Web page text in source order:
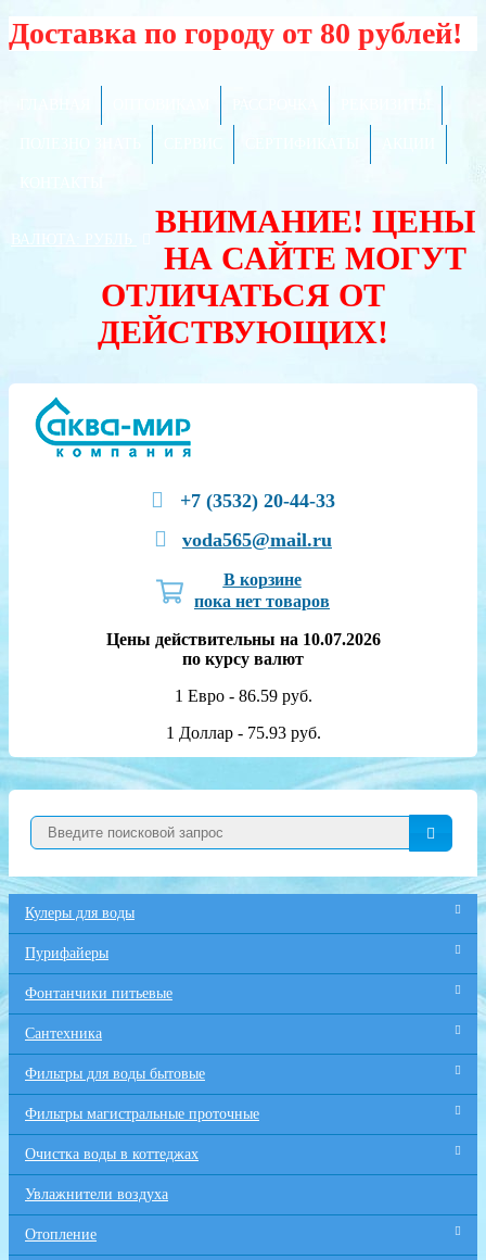
Доставка по городу от 80 рублей!
ВАЛЮТА:
ВНИМАНИЕ! ЦЕНЫ
НА САЙТЕ МОГУТ
ОТЛИЧАТЬСЯ ОТ
ДЕЙСТВУЮЩИХ!
+7 (3532) 20-44-33
voda565@mail.ru
В корзине
пока нет товаров
Цены действительны на 10.07.2026
по курсу валют
1 Евро - 86.59 руб.
1 Доллар - 75.93 руб.
Кулеры для воды
Пурифайеры
Фонтанчики питьевые
Сантехника
Фильтры для воды бытовые
Фильтры магистральные проточные
Очистка воды в коттеджах
Увлажнители воздуха
Отопление